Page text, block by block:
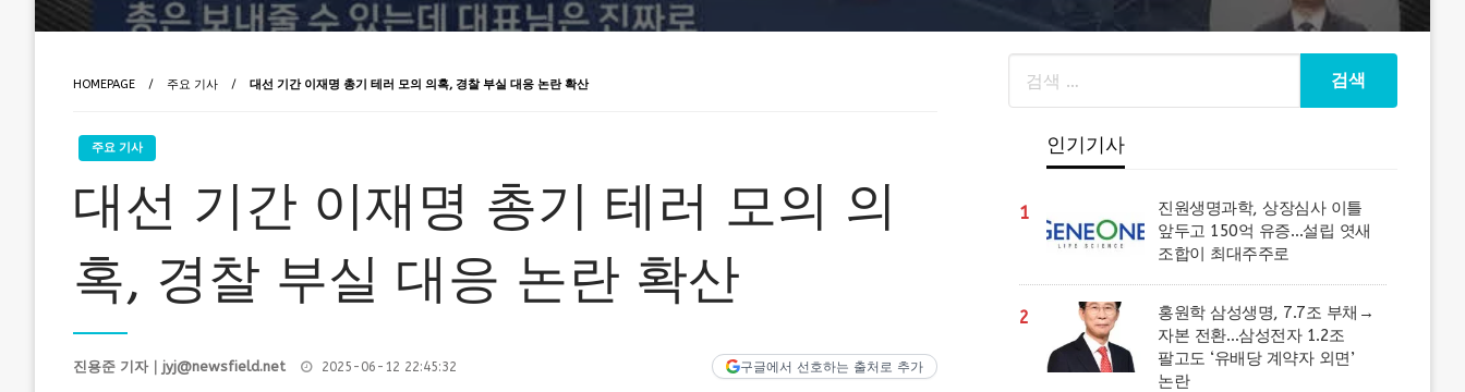
HOMEPAGE 주요 기사 대선 기간 이재명 총기 테러 모의 의혹, 경찰 부실 대응 논란 확산
주요 기사
대선 기간 이재명 총기 테러 모의 의
혹, 경찰 부실 대응 논란 확산
구글에서 선호하는 출처로 추가
진용준 기자｜ jyj@newsfield.net
Posted
2025-06-12 22:45:32
인기기사
1
진원생명과학, 상장심사 이틀
앞두고 150억 유증…설립 엿새
조합이 최대주주로
2
홍원학 삼성생명, 7.7조 부채→
자본 전환…삼성전자 1.2조
팔고도 ‘유배당 계약자 외면’
논란